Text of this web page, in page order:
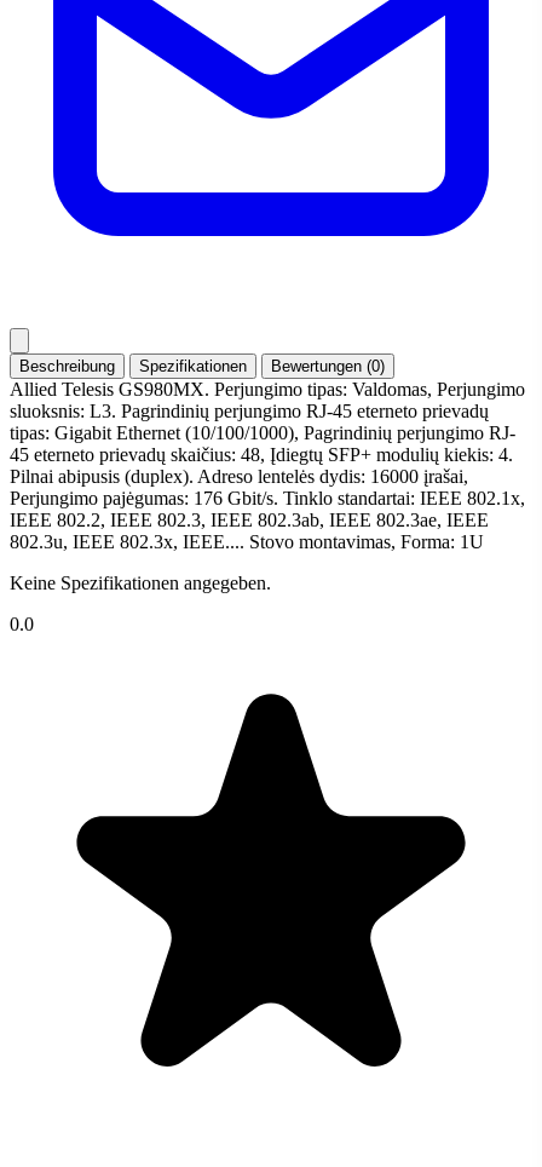
Beschreibung Spezifikationen Bewertungen (0)
Allied Telesis GS980MX. Perjungimo tipas: Valdomas, Perjungimo
sluoksnis: L3. Pagrindinių perjungimo RJ-45 eterneto prievadų
tipas: Gigabit Ethernet (10/100/1000), Pagrindinių perjungimo RJ-
45 eterneto prievadų skaičius: 48, Įdiegtų SFP+ modulių kiekis: 4.
Pilnai abipusis (duplex). Adreso lentelės dydis: 16000 įrašai,
Perjungimo pajėgumas: 176 Gbit/s. Tinklo standartai: IEEE 802.1x,
IEEE 802.2, IEEE 802.3, IEEE 802.3ab, IEEE 802.3ae, IEEE
802.3u, IEEE 802.3x, IEEE.... Stovo montavimas, Forma: 1U
Keine Spezifikationen angegeben.
0.0